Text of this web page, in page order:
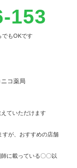
153
でもOKです
コ薬局
ていただけます
すが、おすすめの店舗
に載っている〇〇以